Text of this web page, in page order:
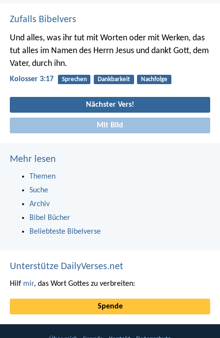
Zufalls Bibelvers
Und alles, was ihr tut mit Worten oder mit Werken, das
tut alles im Namen des Herrn Jesus und dankt Gott, dem
Vater, durch ihn.
Kolosser 3:17 Sprechen Dankbarkeit Nachfolge
Nächster Vers!
Mit Bild
Mehr lesen
Themen
Suche
Archiv
Bibel Bücher
Beliebteste Bibelverse
Unterstütze DailyVerses.net
Hilf mir, das Wort Gottes zu verbreiten:
Spende